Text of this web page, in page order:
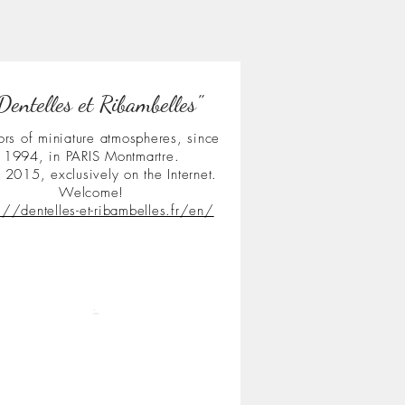
et Ribambelles"
of miniature atmospheres, since
1994, in PARIS Montmartre.
2015, exclusively on the Internet.
Welcome!
dentelles-et-ribambelles.fr/en/